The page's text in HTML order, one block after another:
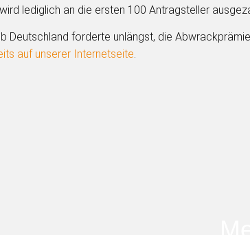
lediglich an die ersten 100 Antragsteller
Deutschland forderte unlängst, die
auf unserer Internetseite.